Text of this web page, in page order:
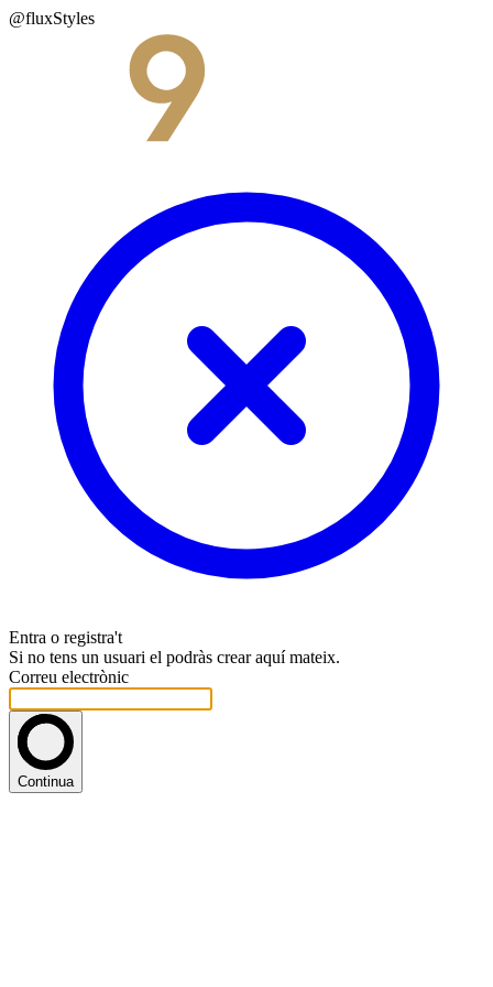
@fluxStyles
Entra o registra't
Si no tens un usuari el podràs crear aquí mateix.
Correu electrònic
Continua